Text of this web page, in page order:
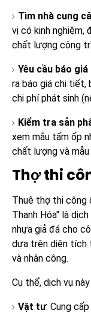
Tìm nhà cung
vị có kinh nghiệm,
chất lượng công
Yêu cầu báo
ra báo giá chi tiết,
chi phí phát sinh
Kiểm tra sản
xem mẫu tấm ốp
chất lượng và mẫu
Thợ thi
Thuê thợ thi công
Thanh Hóa" là
nhựa giả đá cho
dựa trên diện tích
và nhân công.
Cụ thể, dịch vụ
Vật tư: Cung